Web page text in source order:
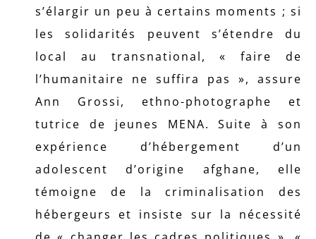
s’élargir un peu à certains moments ; si
les solidarités peuvent s’étendre du
local au transnational, « faire de
l’humanitaire ne suffira pas », assure
Ann Grossi, ethno-photographe et
tutrice de jeunes MENA. Suite à son
expérience d’hébergement d’un
adolescent d’origine afghane, elle
témoigne de la criminalisation des
hébergeurs et insiste sur la nécessité